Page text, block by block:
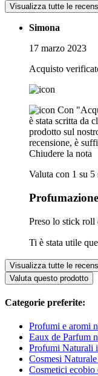
Visualizza tutte le
Simona
17 marzo 2023
Acquisto
Con
è stata scritta da
prodotto sul
recensione, è
Chiudere la nota
Valuta con 1 su 5
Preso lo stick
Ti è stata utile
Visualizza tutte le
Valuta questo prodotto
Categorie preferite:
Profumi e aromi
Eaux de Parfum
Profumi Naturali
Cosmesi
Cosmetici